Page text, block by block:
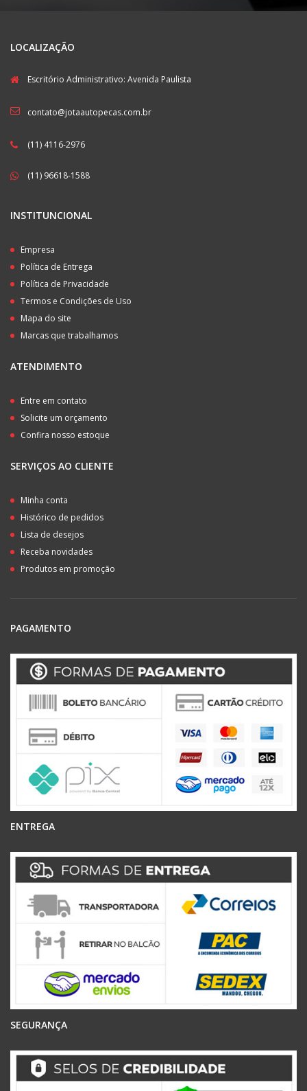
LOCALIZAÇÃO
Escritório Administrativo: Avenida Paulista
contato@jotaautopecas.com.br
(11) 4116-2976
(11) 96618-1588
INSTITUNCIONAL
Empresa
Política de Entrega
Política de Privacidade
Termos e Condições de Uso
Mapa do site
Marcas que trabalhamos
ATENDIMENTO
Entre em contato
Solicite um orçamento
Confira nosso estoque
SERVIÇOS AO CLIENTE
Minha conta
Histórico de pedidos
Lista de desejos
Receba novidades
Produtos em promoção
PAGAMENTO
ENTREGA
SEGURANÇA